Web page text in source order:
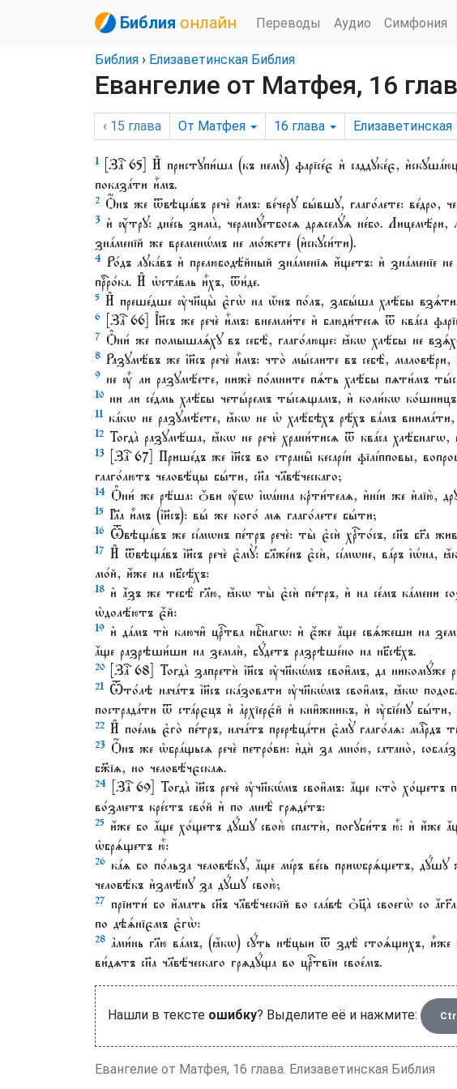
Библия онлайн Переводы Аудио Симфония
Библия › Елизаветинская Библия
Евангелие от Матфея, 16
‹ 15 глава От Матфея 16 глава Елизаветинская
1 [Заⷱ҇ 65] И҆ пристꙋпи́ша (къ немꙋ̀) фарїсе́є и҆ саддꙋке́є,
показа́ти и҆̀мъ.
2 Ѻ҆́нъ же ѿвѣща́въ речѐ и҆̀мъ: ве́черꙋ бы́вшꙋ, глаго́лете: ве́дро,
3 и҆ ᲂу҆́трꙋ: дне́сь зима̀, чермнꙋ́етбосѧ дрѧселꙋ́ѧ не́бо. Лицемѣ́ри,
зна́менїй же временѡ́мъ не мо́жете (и҆скꙋси́ти).
4 Ро́дъ лꙋка́въ и҆ прелюбодѣ́йный зна́менїѧ и҆́щетъ: и҆ зна́менїе
прⷪ҇ро́ка. И҆ ѡ҆ста́вль и҆̀хъ, ѿи́де.
5 И҆ преше́дше ᲂу҆чн҃цы̀ є҆гѡ̀ на ѡ҆́нъ по́лъ, забы́ша хлѣ́бы
6 [Заⷱ҇ 66] І҆и҃съ же речѐ и҆̀мъ: внемли́те и҆ блюди́тесѧ ѿ ква́са
7 Ѻ҆ни́ же помышлѧ́хꙋ въ себѣ̀, глаго́люще: ꙗ҆́кѡ хлѣ́бы не
8 Разꙋмѣ́въ же і҆и҃съ речѐ и҆̀мъ: что̀ мы́слите въ себѣ̀,
9 не ᲂу҆̀ ли разꙋмѣ́ете, нижѐ по́мните пѧ́ть хлѣ́бы пѧти́мъ
10 ни ли се́дмь хлѣ́бы четы́ремъ ты́сѧщамъ, и҆ коли́кѡ
11 ка́кѡ не разꙋмѣ́ете, ꙗ҆́кѡ не ѡ҆ хлѣ́бѣхъ рѣ́хъ ва́мъ внима́ти,
12 Тогда̀ разꙋмѣ́ша, ꙗ҆́кѡ не речѐ храни́тисѧ ѿ ква́са хлѣ́бнагѡ,
13 [Заⷱ҇ 67] Прише́дъ же і҆и҃съ во страны̑ кесарі́и фїлі́пповы,
глаго́лютъ человѣ́цы бы́ти, сн҃а чл҃вѣ́ческаго;
14 Ѻ҆ни́ же рѣ́ша: ѻ҆́ви ᲂу҆́бѡ і҆ѡа́нна крⷭти́телѧ, и҆ні́и же и҆лїю̀,
15 Гл҃а и҆̀мъ (і҆и҃съ): вы́ же кого́ мѧ глаго́лете бы́ти;
16 Ѿвѣща́въ же сі́мѡнъ пе́тръ речѐ: ты̀ є҆сѝ хрⷭ҇то́съ, сн҃ъ бг҃а
17 И҆ ѿвѣща́въ і҆и҃съ речѐ є҆мꙋ̀: бл҃же́нъ є҆сѝ, сі́мѡне, ва́ръ
мо́й, и҆́же на нб҃сѣ́хъ:
18 и҆ а҆́зъ же тебѣ̀ гл҃ю, ꙗ҆́кѡ ты̀ є҆сѝ пе́тръ, и҆ на се́мъ ка́мени
ѡ҆долѣ́ютъ є҆́й:
19 и҆ да́мъ тѝ ключи̑ црⷭ҇тва нбⷭ҇нагѡ: и҆ є҆́же а҆́ще свѧ́жеши на
а҆́ще разрѣши́ши на землѝ, бꙋ́детъ разрѣше́но на нб҃сѣ́хъ.
20 [Заⷱ҇ 68] Тогда̀ запретѝ і҆и҃съ ᲂу҆чн҃кѡ́мъ свои̑мъ, да никомꙋ́же
21 Ѿто́лѣ нача́тъ і҆и҃съ ска́зовати ᲂу҆чн҃кѡ́мъ свои̑мъ, ꙗ҆́кѡ
пострада́ти ѿ ста́рєцъ и҆ а҆рхїерє́й и҆ кни̑жникъ, и҆ ᲂу҆бїе́нꙋ
22 И҆ пое́мь є҆го̀ пе́тръ, нача́тъ прерѣца́ти є҆мꙋ̀ глаго́лѧ: млⷭ҇рдъ
23 Ѻ҆́нъ же ѡ҆бра́щьсѧ речѐ петро́ви: и҆дѝ за мно́ю, сатано̀,
бж҃їѧ, но человѣ́чєскаѧ.
24 [Заⷱ҇ 69] Тогда̀ і҆и҃съ речѐ ᲂу҆чн҃кѡ́мъ свои̑мъ: а҆́ще кто̀
во́зметъ кре́стъ сво́й и҆ по мнѣ̀ грѧде́тъ:
25 и҆́же бо а҆́ще хо́щетъ дꙋ́шꙋ свою̀ спастѝ, погꙋби́тъ ю҆̀: и҆ и҆́же
ѡ҆брѧ́щетъ ю҆̀:
26 ка́ѧ бо по́льза человѣ́кꙋ, а҆́ще мі́ръ ве́сь приѡбрѧ́щетъ,
человѣ́къ и҆змѣ́нꙋ за дꙋ́шꙋ свою̀;
27 прїити́ бо и҆́мать сн҃ъ чл҃вѣ́ческїй во сла́вѣ ѻ҆ц҃а̀ своегѡ̀ со
по дѣѧ́нїємъ є҆гѡ̀:
28 а҆ми́нь гл҃ю ва́мъ, (ꙗ҆́кѡ) сꙋ́ть нѣ́цыи ѿ здѣ̀ стоѧ́щихъ, и҆̀же
ви́дѧтъ сн҃а чл҃вѣ́ческаго грѧдꙋ́ща во црⷭ҇твїи свое́мъ.
Нашли в тексте ошибку? Выделите её и нажмите: Ctrl
Евангелие от Матфея, 16 глава. Елизаветинская Библия